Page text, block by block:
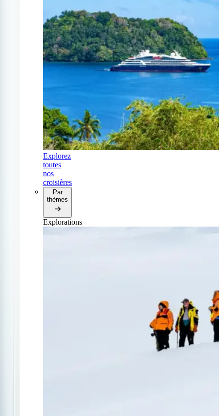
Explorez
toutes
nos
croisières
Par
thèmes
Explorations